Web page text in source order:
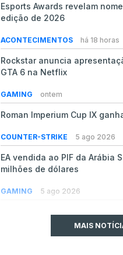
Esports Awards revelam
edição de 2026
ACONTECIMENTOS há 18 horas
Rockstar anuncia
GTA 6 na Netflix
GAMING ontem
Roman Imperium Cup IX
COUNTER-STRIKE 5 ago 2026
EA vendida ao PIF da Arábia
milhões de dólares
GAMING 5 ago 2026
MAIS